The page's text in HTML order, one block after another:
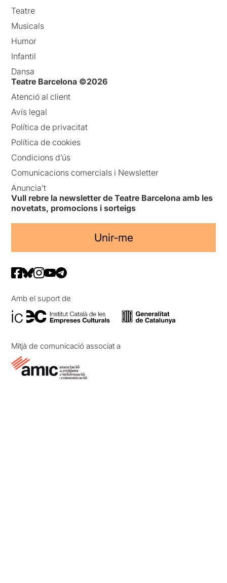
Teatre
Musicals
Humor
Infantil
Dansa
Teatre Barcelona ©2026
Atenció al client
Avís legal
Política de privacitat
Política de cookies
Condicions d’ús
Comunicacions comercials i Newsletter
Anuncia’t
Vull rebre la newsletter de Teatre Barcelona amb les
novetats, promocions i sorteigs
Unir-me
Amb el suport de
Mitjà de comunicació associat a